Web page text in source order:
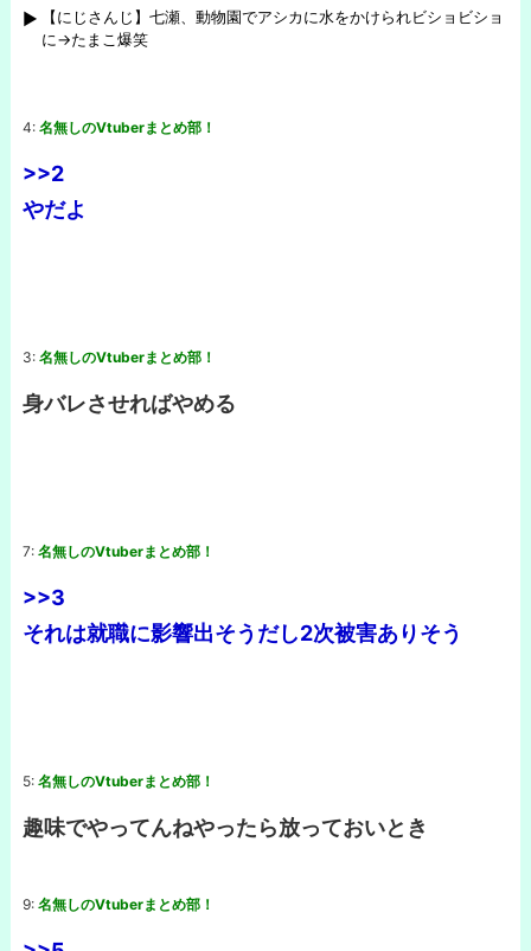
【にじさんじ】七瀬、動物園でアシカに水をかけられビショビショ
に→たまこ爆笑
4: 名無しのVtuberまとめ部！
>>2
やだよ
3: 名無しのVtuberまとめ部！
身バレさせればやめる
7: 名無しのVtuberまとめ部！
>>3
それは就職に影響出そうだし2次被害ありそう
5: 名無しのVtuberまとめ部！
趣味でやってんねやったら放っておいとき
9: 名無しのVtuberまとめ部！